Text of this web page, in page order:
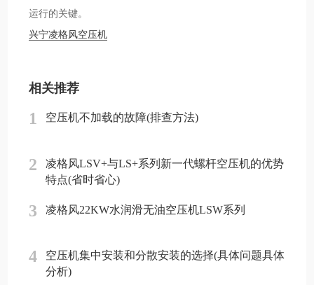
运行的关键。
兴宁凌格风空压机
相关推荐
1 空压机不加载的故障(排查方法)
2
凌格风LSV+与LS+系列新一代螺杆空压机的优势
特点(省时省心)
3 凌格风22KW水润滑无油空压机LSW系列
4
空压机集中安装和分散安装的选择(具体问题具体
分析)